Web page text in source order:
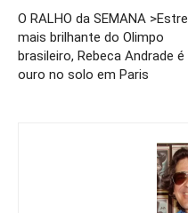
O RALHO da SEMANA
mais brilhante do Olimpo
brasileiro, Rebeca Andrade é
ouro no solo em Paris